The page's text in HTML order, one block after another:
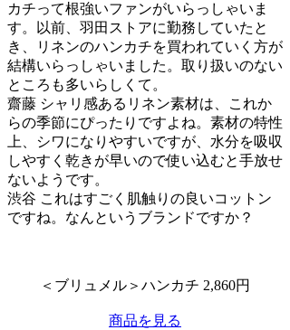
カチって根強いファンがいらっしゃいま
す。以前、羽田ストアに勤務していたと
き、リネンのハンカチを買われていく方が
結構いらっしゃいました。取り扱いのない
ところも多いらしくて。
齋藤 シャリ感あるリネン素材は、これか
らの季節にぴったりですよね。素材の特性
上、シワになりやすいですが、水分を吸収
しやすく乾きが早いので使い込むと手放せ
ないようです。
渋谷 これはすごく肌触りの良いコットン
ですね。なんというブランドですか？
＜ブリュメル＞ハンカチ 2,860円
商品を見る